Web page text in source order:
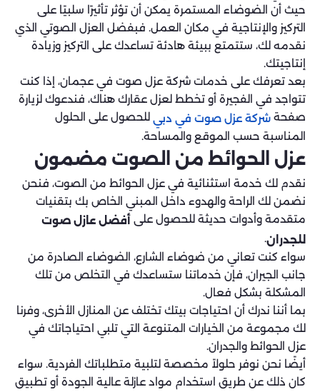
حيث أن الضوضاء المستمرة يمكن أن تؤثر تأثيرًا سلبيًا على
التركيز والإنتاجية في مكان العمل. فبفضل العزل الصوتي الذي
نقدمه لك، ستتمتع ببيئة هادئة تساعدك على التركيز وزيادة
إنتاجيتك.
بعد تعرفك على خدمات شركة عزل صوت في عجمان، إذا كنت
تتواجد في الفجيرة أو تخطط لعزل عقارك هناك، فندعوك لزيارة
صفحة شركة عزل صوت في دبي للحصول على الحلول
المناسبة حسب الموقع والمساحة.
عزل الحوائط من الصوت مضمون
نقدم لك خدمة استثنائية في عزل الحوائط من الصوت، فنحن
نضمن لك الراحة والهدوء داخل المبني الخاص بك بتقنيات
متقدمة وأدوات حديثة للحصول على أفضل عازل صوت
للجدران.
سواء كنت تعاني من ضوضاء الشارع، الضوضاء الصادرة من
جانب الجيران، فإن خدماتنا ستساعدك في التخلص من تلك
المشكلة بشكل فعال.
بما أننا ندرك أن احتياجات بيتك تختلف عن المنازل الأخرى، وفرنا
لك مجموعة من الخيارات المتنوعة التي تلبي احتياجاتك في
عزل الحوائط والجدران.
أيضًا نحن نوفر حلولاً مخصصة لتلبية متطلباتك الفردية. سواء
كان ذلك عن طريق استخدام مواد عازلة عالية الجودة أو تطبيق